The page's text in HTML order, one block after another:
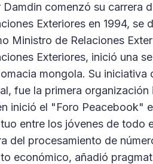
Damdin comenzó su
Exteriores en 1994,
Ministro de Relaciones
Exteriores, inició una
mongola. Su
fue la primera
inició el "Foro Peacebook"
entre los jóvenes de todo
del procesamiento de
económico, añadió